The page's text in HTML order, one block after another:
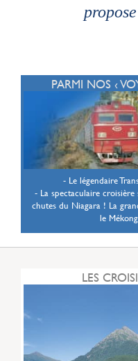
PARMI NOS ‹
- Le légendaire
- La spectaculaire
chutes du Niagara ! La
le
LES